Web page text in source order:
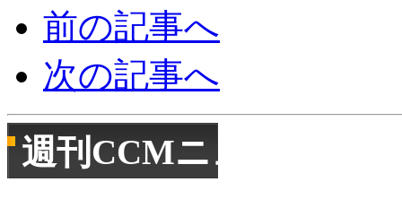
前の記事へ
次の記事へ
週刊CCMニュース